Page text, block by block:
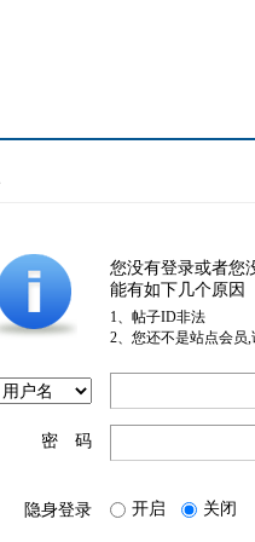
您没有登录或者您
能有如下几个原因
1、帖子ID非法
2、您还不是站点会员
密 码
隐身登录 开启 关闭